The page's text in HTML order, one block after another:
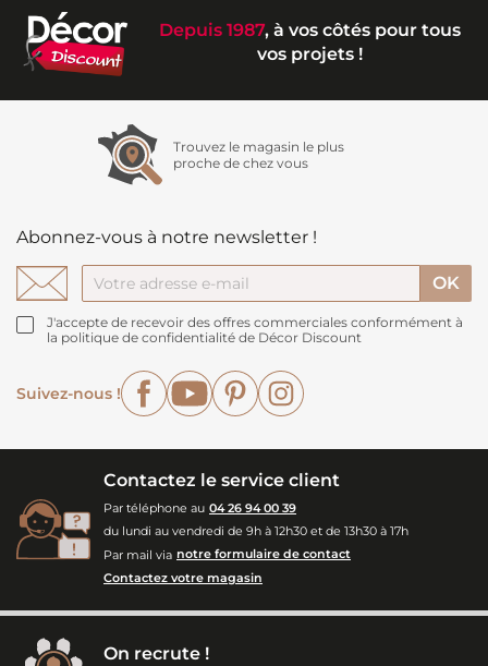
Depuis 1987, à vos côtés pour tous
vos projets !
Trouvez le magasin le plus
proche de chez vous
Abonnez-vous à notre newsletter !
J'accepte de recevoir des offres commerciales conformément à
la politique de confidentialité de Décor Discount
Suivez-nous !
FacebookYouTubePinterest
Contactez le service client
Par téléphone au 04 26 94 00 39
du lundi au vendredi de 9h à 12h30 et de 13h30 à 17h
Par mail via notre formulaire de contact
Contactez votre magasin
On recrute !